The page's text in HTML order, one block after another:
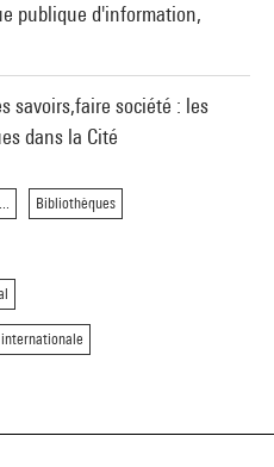
publique d'information,
savoirs,faire société : les
dans la Cité
Bibliothèques